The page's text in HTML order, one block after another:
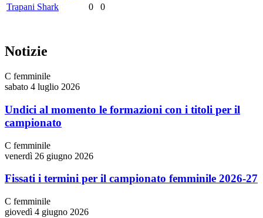
Trapani Shark
0 0
Notizie
C femminile
sabato 4 luglio 2026
Undici al momento le formazioni con i titoli per il
campionato
C femminile
venerdì 26 giugno 2026
Fissati i termini per il campionato femminile 2026-27
C femminile
giovedì 4 giugno 2026